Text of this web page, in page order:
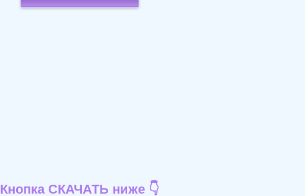
Кнопка СКАЧАТЬ ниже 👇